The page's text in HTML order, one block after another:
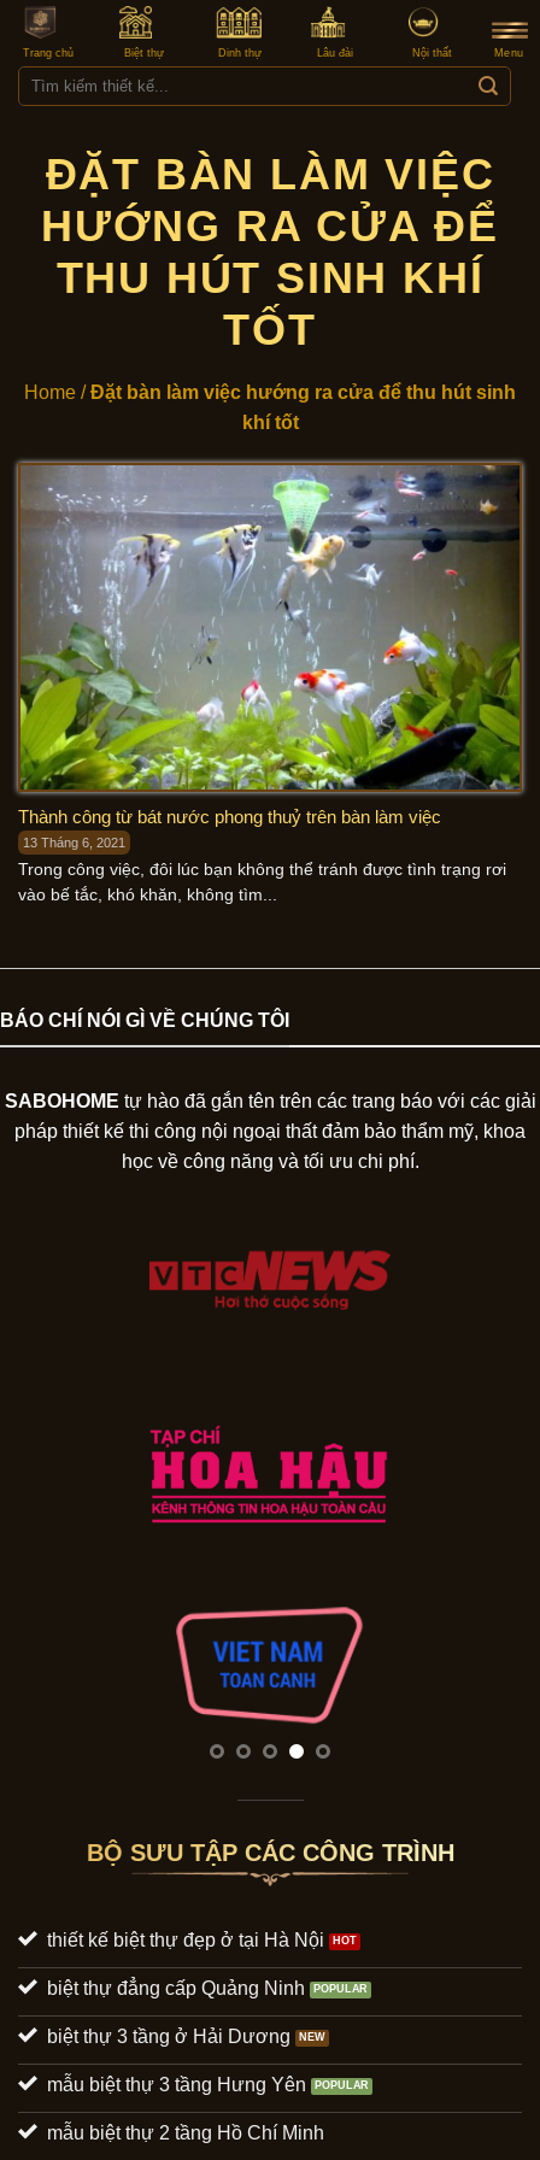
Skip
content
Trang chủ Biệt thự Dinh thự Lâu đài Nội thất Menu
Tìm
kiếm:
ĐẶT BÀN LÀM VIỆC
HƯỚNG RA CỬA ĐỂ
THU HÚT SINH KHÍ
TỐT
Home /Đặt bàn làm việc hướng ra cửa để thu hút sinh
khí tốt
Thành công từ bát nước phong thuỷ trên bàn làm việc
13 Tháng 6, 2021
Trong công việc, đôi lúc bạn không thể tránh được tình trạng rơi
vào bế tắc, khó khăn, không tìm...
BÁO CHÍ NÓI GÌ VỀ CHÚNG TÔI
SABOHOME tự hào đã gắn tên trên các trang báo với các giải
pháp thiết kế thi công nội ngoại thất đảm bảo thẩm mỹ, khoa
học về công năng và tối ưu chi phí.
BỘ SƯU TẬP CÁC CÔNG TRÌNH
thiết kế biệt thự đẹp ở tại Hà Nội
biệt thự đẳng cấp Quảng Ninh
biệt thự 3 tầng ở Hải Dương
mẫu biệt thự 3 tầng Hưng Yên
mẫu biệt thự 2 tầng Hồ Chí Minh